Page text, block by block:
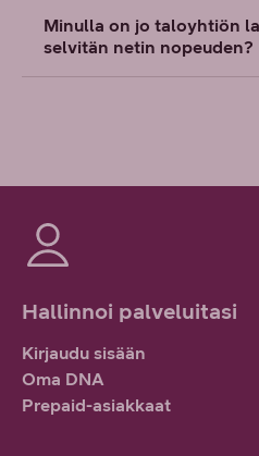
Minulla on jo taloyhtiön
selvitän netin nopeuden?
Hallinnoi palveluitasi
Kirjaudu sisään
Oma DNA
Prepaid-asiakkaat